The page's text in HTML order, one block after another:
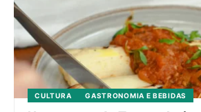
CULTURA GASTRONOMIA E BEBIDAS